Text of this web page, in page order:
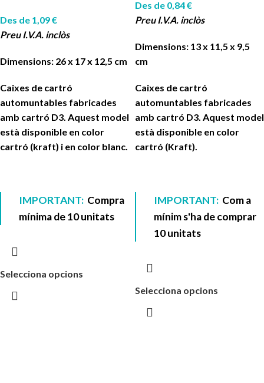
Des de 1,09€
Preu I.V.A. inclòs
Dimensions: 26 x 17 x 12,5 cm
Caixes de cartró
automuntables fabricades
amb cartró D3. Aquest model
està disponible en color
cartró (kraft) i en color blanc.
IMPORTANT: Compra
mínima de 10 unitats
Selecciona opcions
Des de 0,84€
Preu I.V.A. inclòs
Dimensions: 13 x 11,5 x 9,5
cm
Caixes de cartró
automuntables fabricades
amb cartró D3. Aquest model
està disponible en color
cartró (Kraft).
IMPORTANT: Com a
mínim s'ha de comprar
10 unitats
Selecciona opcions